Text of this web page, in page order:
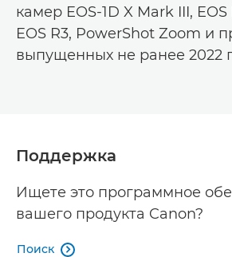
камер EOS-1D X Mark III, EOS
EOS R3, PowerShot Zoom и
выпущенных не ранее 2022
Поддержка
Ищете это программное
вашего продукта Canon?
Поиск 